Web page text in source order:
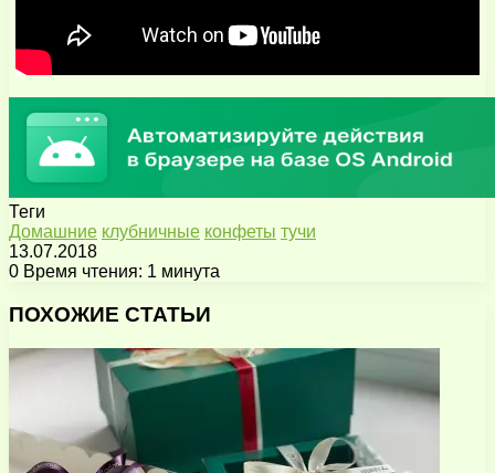
Теги
Домашние клубничные конфеты тучи
13.07.2018
0 Время чтения: 1 минута
через
почту
ПОХОЖИЕ СТАТЬИ